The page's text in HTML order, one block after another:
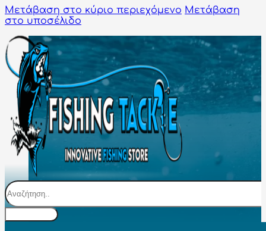
Μετάβαση στο κύριο περιεχόμενο Μετάβαση
στο υποσέλιδο
Αναζήτηση